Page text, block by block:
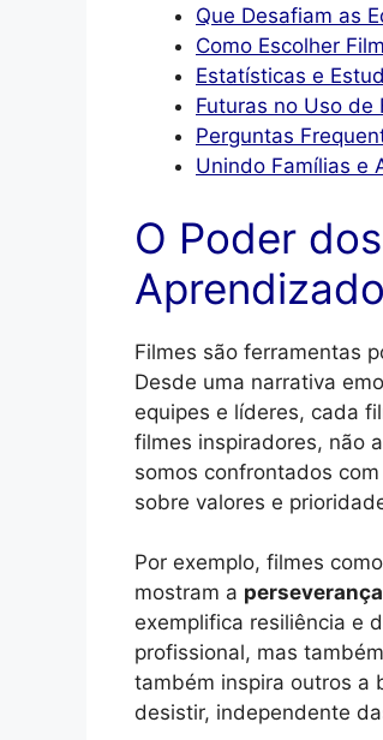
Que Desafiam as
Como Escolher
Estatísticas e
Futuras no Uso de
Perguntas
Unindo Famílias e
O Poder
Aprendizado
Filmes são ferramentas
Desde uma narrativa
equipes e líderes, cada
filmes inspiradores, não
somos confrontados
sobre valores e
Por exemplo, filmes como
mostram a perseverança
exemplifica resiliência e
profissional, mas
também inspira outros a
desistir, independente